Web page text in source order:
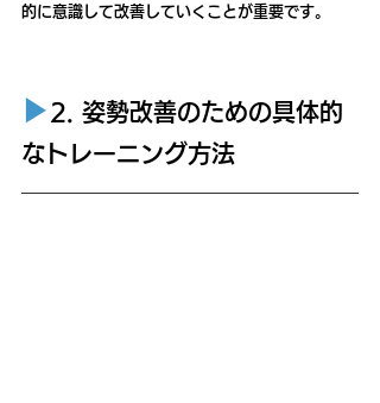
的に意識して改善していくことが重要です。
▶︎ 2. 姿勢改善のための具体的
なトレーニング方法